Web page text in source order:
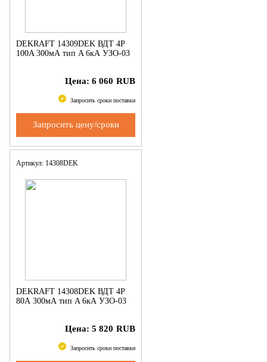
DEKRAFT 14309DEK ВДТ 4P
100A 300мА тип A 6кА УЗО-03
Цена: 6 060 RUB
Запросить сроки поставки
Запросить цену/сроки
Артикул: 14308DEK
DEKRAFT 14308DEK ВДТ 4P
80А 300мА тип A 6кА УЗО-03
Цена: 5 820 RUB
Запросить сроки поставки